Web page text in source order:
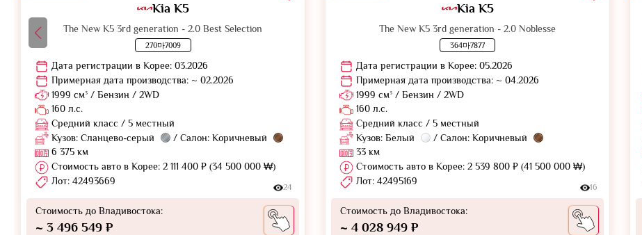
Kia K5
The New K5 3rd generation - 2.0 Best Selection
270마7009
Дата регистрации в Корее: 03.2026
Примерная дата производства: ~ 02.2026
1999 см³ / Бензин / 2WD
160 л.с.
Средний класс / 5 местный
Кузов: Сланцево-серый
/ Салон: Коричневый
6 375 км
Стоимость авто в Корее: 2 111 400 ₽ (34 500 000 ₩)
Лот: 42493669
24
Стоимость до Владивостока:
~ 3 496 549 ₽
Kia K5
The New K5 3rd generation - 2.0 Noblesse
364마7877
Дата регистрации в Корее: 05.2026
Примерная дата производства: ~ 04.2026
1999 см³ / Бензин / 2WD
160 л.с.
Средний класс / 5 местный
Кузов: Белый
/ Салон: Коричневый
33 км
Стоимость авто в Корее: 2 539 800 ₽ (41 500 000 ₩)
Лот: 42495169
16
Стоимость до Владивостока:
~ 4 028 949 ₽